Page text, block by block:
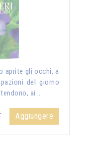
aprite gli occhi, a
del giorno
ai …
Aggiungere